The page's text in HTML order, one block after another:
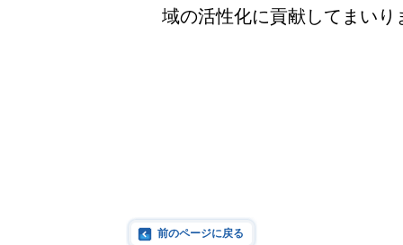
域の活性化に貢献してまいり
前のページに戻る